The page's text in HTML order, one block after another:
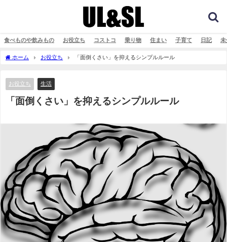
食べものや飲みもの お役立ち コストコ 乗り物 住まい 子育て 日記 未
ホーム お役立ち 「面倒くさい」を抑えるシンプルルール
お役立ち 生活
「面倒くさい」を抑えるシンプルルール